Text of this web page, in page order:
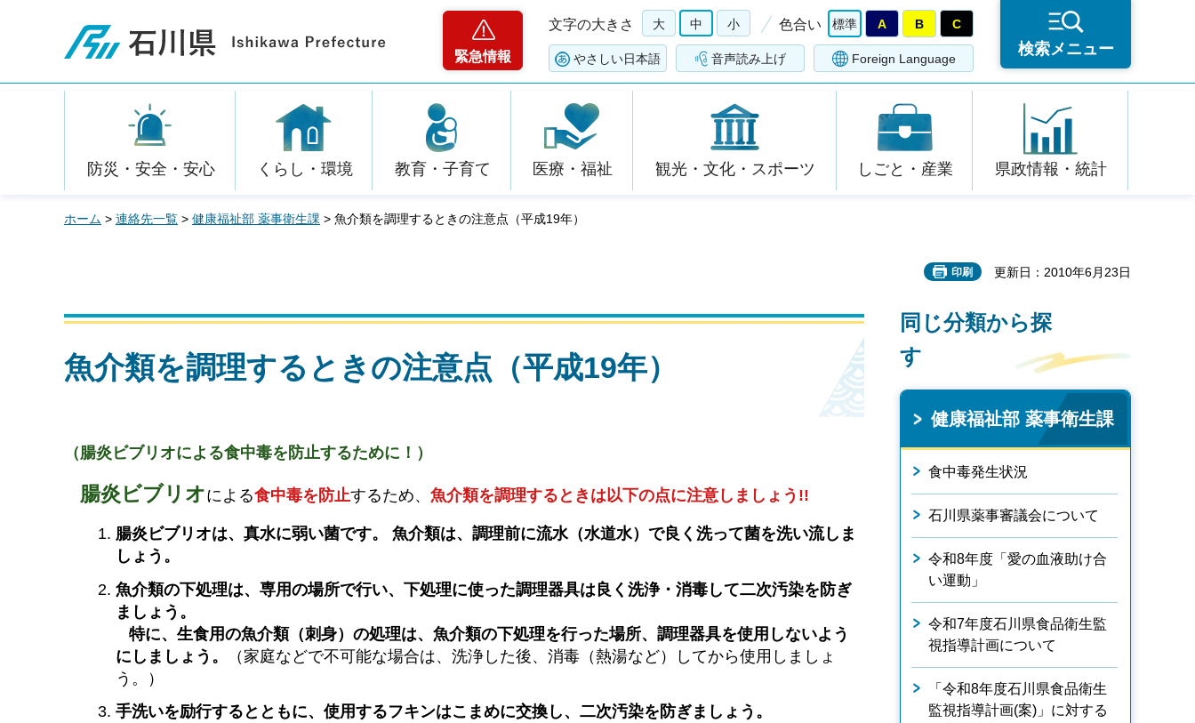
石川県
緊急情報
文字の大きさ 大 中 小 色合い 標準 A B C
やさしい日本語 音声読み上げ Foreign Language
検索メニュー
防災・安全・安心 くらし・環境 教育・子育て 医療・福祉 観光・文化・スポーツ しごと・産業 県政情報・統計
ホーム > 連絡先一覧 > 健康福祉部 薬事衛生課 > 魚介類を調理するときの注意点（平成19年）
印刷 更新日：2010年6月23日
魚介類を調理するときの注意点（平成19年）
（腸炎ビブリオによる食中毒を防止するために！）
腸炎ビブリオによる食中毒を防止するため、 魚介類を調理するときは以下の点に注意しましょう!!
腸炎ビブリオは、真水に弱い菌です。 魚介類は、調理前に流水（水道水）で良く洗って菌を洗い流しま
しょう。
魚介類の下処理は、専用の場所で行い、下処理に使った調理器具は良く洗浄・消毒して二次汚染を防ぎ
ましょう。
特に、生食用の魚介類（刺身）の処理は、魚介類の下処理を行った場所、調理器具を使用しないよう
にしましょう。
（家庭などで不可能な場合は、洗浄した後、消毒（熱湯など）してから使用しましょ
う。）
手洗いを励行するとともに、使用するフキンはこまめに交換し、二次汚染を防ぎましょう。
同じ分類から探
す
健康福祉部 薬事衛生課
食中毒発生状況
石川県薬事審議会について
令和8年度「愛の血液助け合
い運動」
令和7年度石川県食品衛生監
視指導計画について
「令和8年度石川県食品衛生
監視指導計画(案)」に対する